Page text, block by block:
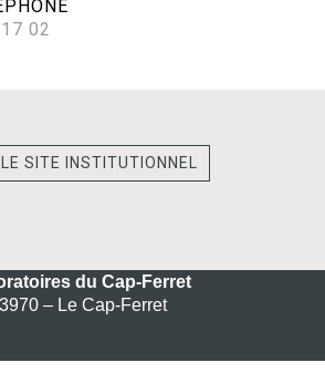
02‬
SITE INSTITUTIONNEL
du Cap-Ferret
– Le Cap-Ferret